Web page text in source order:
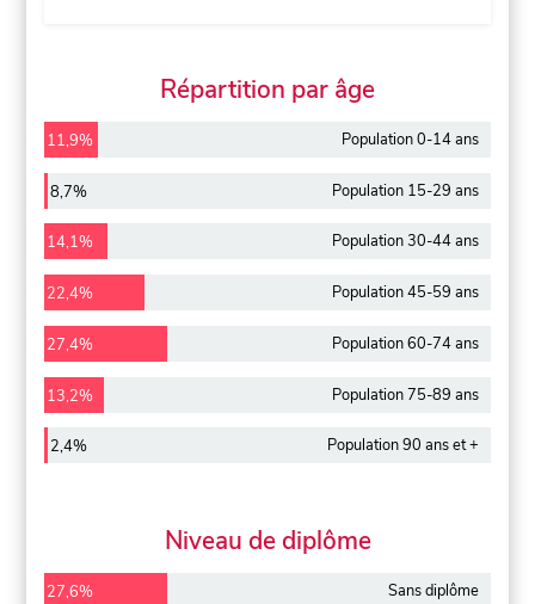
Répartition par âge
11,9% Population 0-14 ans
8,7% Population 15-29 ans
14,1% Population 30-44 ans
22,4% Population 45-59 ans
27,4% Population 60-74 ans
13,2% Population 75-89 ans
2,4% Population 90 ans et +
Niveau de diplôme
27,6% Sans diplôme